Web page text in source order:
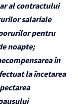
al contractului
salariale
pentru
noapte;
în
la încetarea